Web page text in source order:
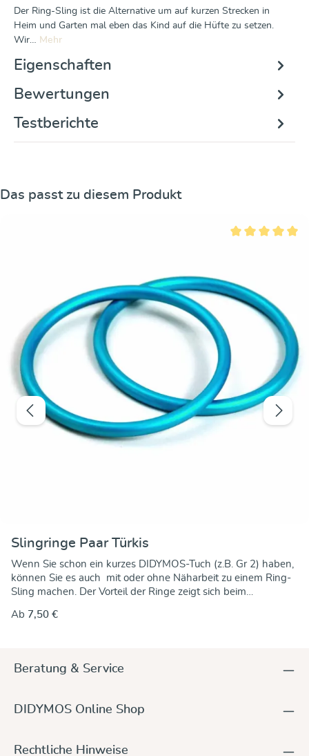
Der Ring-Sling ist die Alternative um auf kurzen Strecken in
Heim und Garten mal eben das Kind auf die Hüfte zu setzen.
Wir… Mehr
Eigenschaften
Bewertungen
Testberichte
Produktgalerie überspringen
Das passt zu diesem Produkt
Slingringe Paar Türkis
Wenn Sie schon ein kurzes DIDYMOS-Tuch (z.B. Gr 2) haben,
können Sie es auch mit oder ohne Näharbeit zu einem Ring-
Sling machen. Der Vorteil der Ringe zeigt sich beim
noch am freien Ende zu ziehen. Die Ringe klemmen das Tuch
Allergiker geeignet. Kleine Unregelmäßigkeiten im
Ab 7,50 €
Beratung & Service
DIDYMOS Online Shop
Rechtliche Hinweise